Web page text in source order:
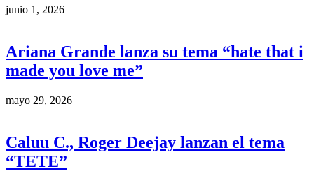
junio 1, 2026
Ariana Grande lanza su tema “hate that i
made you love me”
mayo 29, 2026
Caluu C., Roger Deejay lanzan el tema
“TETE”